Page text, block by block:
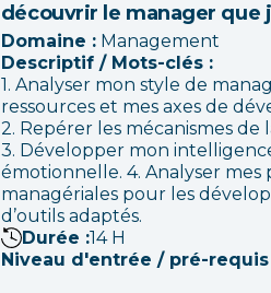
découvrir le manager que
Domaine : Management
Descriptif / Mots-clés :
1. Analyser mon style de
ressources et mes axes de
2. Repérer les mécanismes de
3. Développer mon
émotionnelle. 4. Analyser mes
managériales pour les
d’outils adaptés.
Durée :14H
Niveau d'entrée / pré-requis